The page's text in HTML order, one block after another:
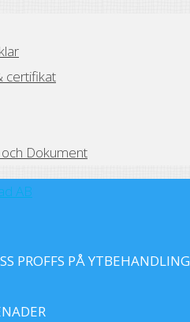
certifikat
Dokument
PROFFS PÅ YTBEHANDLING